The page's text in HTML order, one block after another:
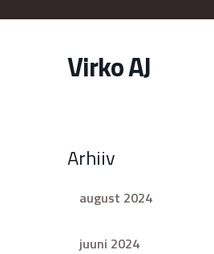
Virko AJ
Arhiiv
august 2024
juuni 2024